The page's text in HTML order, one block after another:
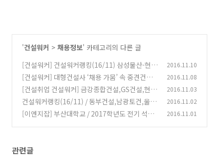
'건설워커 > 채용정보' 카테고리의 다른 글
[건설워커] 건설워커랭킹(16/11) 삼성물산-현대
건설-대우건설-포스코건설-대림산업 빅5
(0)
2016.11.10
[건설워커] 대형건설사 ‘채용 가뭄’ 속 중견건설
사 서희·대방 등 채용
(0)
2016.11.08
[건설취업 건설워커] 금강종합건설,GS건설,현대
중공업,아주산업건설,남양건설 채용정보
(0)
2016.11.03
건설워커랭킹(16/11) / 동부건설,남광토건,울트
라건설 법정관리 졸업 외
(0)
2016.11.02
[이엔지잡] 부산대학교 / 2017학년도 전기 석사
2016.11.01
관련글